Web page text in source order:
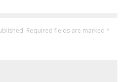
Required fields are marked *